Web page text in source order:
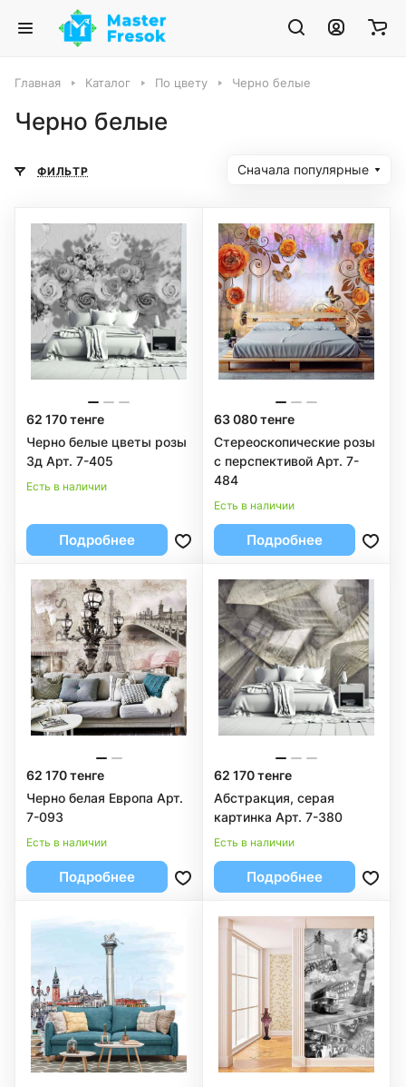
Главная Каталог По цвету Черно белые
Черно белые
ФИЛЬТР Сначала популярные
62 170 тенге
Черно белые цветы розы
3д Арт. 7-405
Есть в наличии
Подробнее
63 080 тенге
Стереоскопические розы
с перспективой Арт. 7-
484
Есть в наличии
Подробнее
62 170 тенге
Черно белая Европа Арт.
7-093
Есть в наличии
Подробнее
62 170 тенге
Абстракция, серая
картинка Арт. 7-380
Есть в наличии
Подробнее